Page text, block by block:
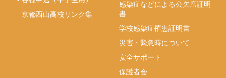
-京都西山高校リンク集
感染症などによる公欠席証明
書
学校感染症罹患証明書
災害・緊急時について
安全サポート
保護者会